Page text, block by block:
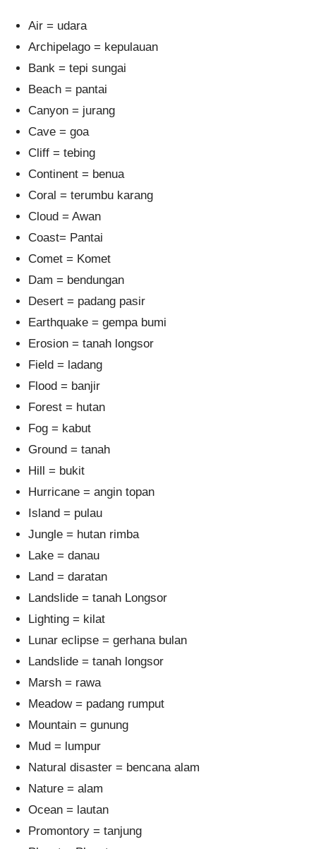
Air = udara
Archipelago = kepulauan
Bank = tepi sungai
Beach = pantai
Canyon = jurang
Cave = goa
Cliff = tebing
Continent = benua
Coral = terumbu karang
Cloud = Awan
Coast= Pantai
Comet = Komet
Dam = bendungan
Desert = padang pasir
Earthquake = gempa bumi
Erosion = tanah longsor
Field = ladang
Flood = banjir
Forest = hutan
Fog = kabut
Ground = tanah
Hill = bukit
Hurricane = angin topan
Island = pulau
Jungle = hutan rimba
Lake = danau
Land = daratan
Landslide = tanah Longsor
Lighting = kilat
Lunar eclipse = gerhana bulan
Landslide = tanah longsor
Marsh = rawa
Meadow = padang rumput
Mountain = gunung
Mud = lumpur
Natural disaster = bencana alam
Nature = alam
Ocean = lautan
Promontory = tanjung